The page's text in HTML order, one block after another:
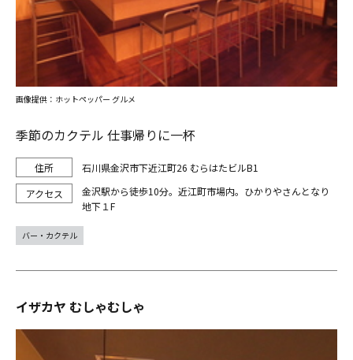
季節のカクテル 仕事帰りに一杯
石川県金沢市下近江町26 むらはたビルB1
金沢駅から徒歩10分。近江町市場内。ひかりやさんとなり
地下１F
画像提供：ホットペッパー グルメ
バー・カクテル
イザカヤ むしゃむしゃ